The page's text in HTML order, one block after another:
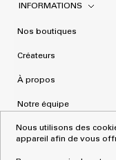
INFORMATIONS
Nos boutiques
Créateurs
À propos
Notre équipe
Mentions Légales
Nous utilisons des
appareil afin de vous